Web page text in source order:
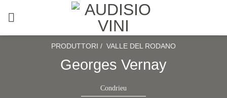
PRODUTTORI / VALLE DEL RODANO
Georges Vernay
Condrieu